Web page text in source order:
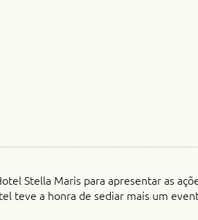
Stella Maris para apresentar as
teve a honra de sediar mais um